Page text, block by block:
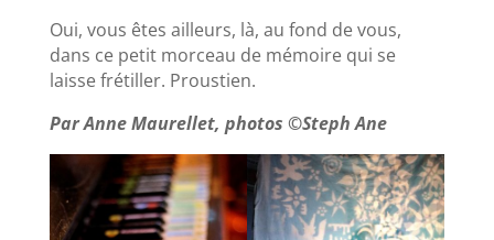
Oui, vous êtes ailleurs, là, au fond de vous,
dans ce petit morceau de mémoire qui se
laisse frétiller. Proustien.
Par Anne Maurellet, photos ©Steph Ane